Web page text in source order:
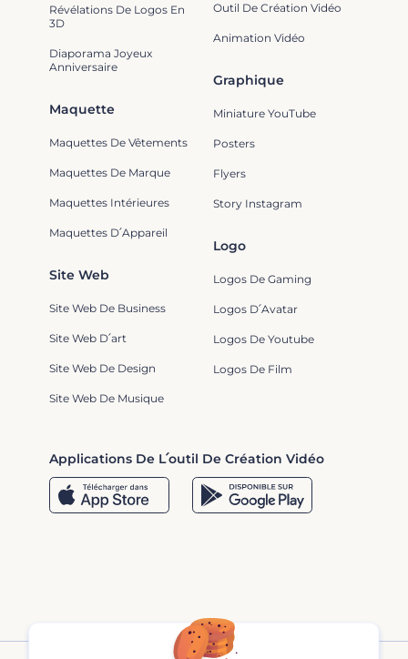
Maquette
Maquettes De Vêtements
Maquettes De Marque
Maquettes Intérieures
Maquettes D՛Appareil
Graphique
Miniature YouTube
Posters
Flyers
Story Instagram
Logo
Logos De Gaming
Logos D՛Avatar
Logos De Youtube
Logos De Film
Outil De Création Vidéo
Animation Vidéo
Applications De L՛outil De Création Vidéo
Révélations De Logos En
3D
Diaporama Joyeux
Anniversaire
Site Web
Site Web De Business
Site Web D՛art
Site Web De Design
Site Web De Musique